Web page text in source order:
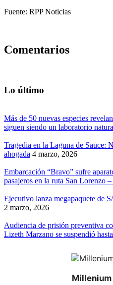
Fuente: RPP Noticias
Comentarios
Lo último
Más de 50 nuevas especies
siguen siendo un laboratorio
Tragedia en la Laguna de Sauce:
ahogada 4 marzo, 2026
Embarcación “Bravo” sufre
pasajeros en la ruta San Lorenzo
Ejecutivo lanza megapaquete de
2 marzo, 2026
Audiencia de prisión preventiva
Lizeth Marzano se suspendió
Millenium